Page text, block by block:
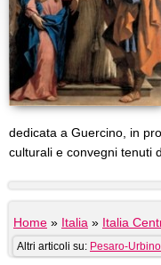
dedicata a Guercino, in
culturali e convegni tenuti
Home » Italia » Italia
Altri articoli su: Pesaro-Urbino